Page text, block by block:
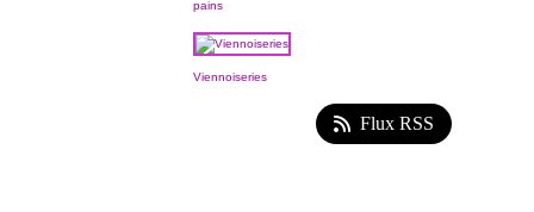
pains
Viennoiseries
Flux RSS